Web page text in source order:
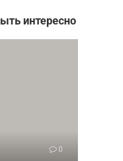
интересно
0